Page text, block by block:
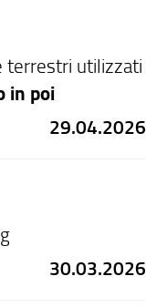
terrestri utilizzati
in poi
29.04.2026
30.03.2026